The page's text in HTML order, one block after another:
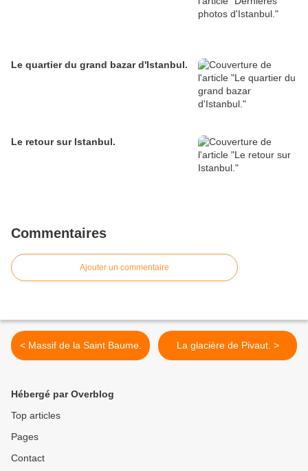
Le quartier du grand bazar d'Istanbul.
Le retour sur Istanbul.
Commentaires
Ajouter un commentaire
< Massif de la Saint Baume. La glacière de Pivaut. >
Hébergé par Overblog
Top articles
Pages
Contact